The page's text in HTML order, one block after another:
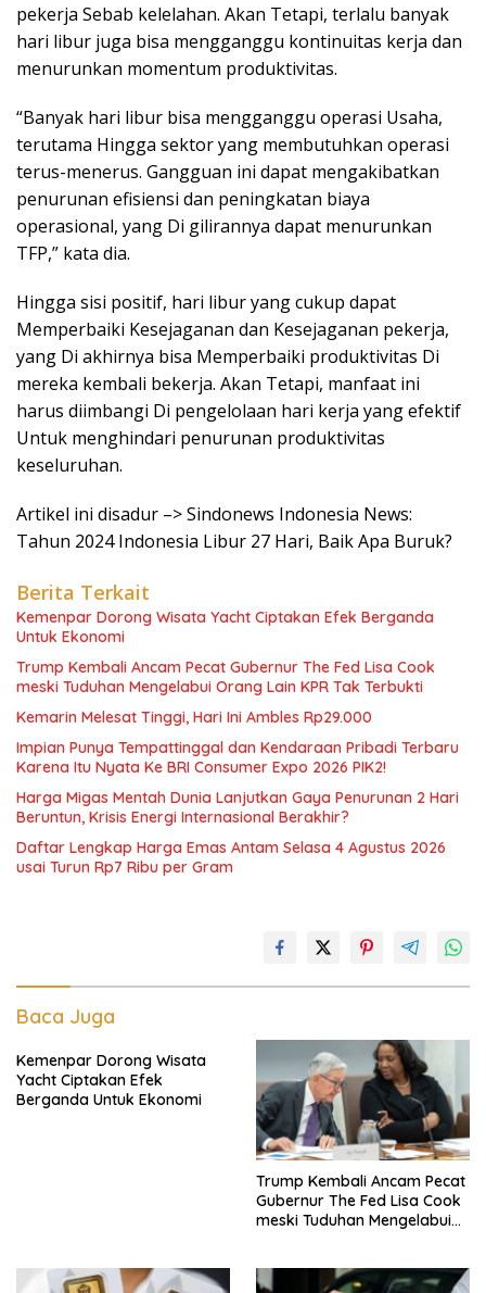
pekerja Sebab kelelahan. Akan Tetapi, terlalu banyak
hari libur juga bisa mengganggu kontinuitas kerja dan
menurunkan momentum produktivitas.
“Banyak hari libur bisa mengganggu operasi Usaha,
terutama Hingga sektor yang membutuhkan operasi
terus-menerus. Gangguan ini dapat mengakibatkan
penurunan efisiensi dan peningkatan biaya
operasional, yang Di gilirannya dapat menurunkan
TFP,” kata dia.
Hingga sisi positif, hari libur yang cukup dapat
Memperbaiki Kesejaganan dan Kesejaganan pekerja,
yang Di akhirnya bisa Memperbaiki produktivitas Di
mereka kembali bekerja. Akan Tetapi, manfaat ini
harus diimbangi Di pengelolaan hari kerja yang efektif
Untuk menghindari penurunan produktivitas
keseluruhan.
Artikel ini disadur –> Sindonews Indonesia News:
Tahun 2024 Indonesia Libur 27 Hari, Baik Apa Buruk?
Berita Terkait
Kemenpar Dorong Wisata Yacht Ciptakan Efek Berganda
Untuk Ekonomi
Trump Kembali Ancam Pecat Gubernur The Fed Lisa Cook
meski Tuduhan Mengelabui Orang Lain KPR Tak Terbukti
Kemarin Melesat Tinggi, Hari Ini Ambles Rp29.000
Impian Punya Tempattinggal dan Kendaraan Pribadi Terbaru
Karena Itu Nyata Ke BRI Consumer Expo 2026 PIK2!
Harga Migas Mentah Dunia Lanjutkan Gaya Penurunan 2 Hari
Beruntun, Krisis Energi Internasional Berakhir?
Daftar Lengkap Harga Emas Antam Selasa 4 Agustus 2026
usai Turun Rp7 Ribu per Gram
Baca Juga
Kemenpar Dorong Wisata
Yacht Ciptakan Efek
Berganda Untuk Ekonomi
Trump Kembali Ancam Pecat
Gubernur The Fed Lisa Cook
meski Tuduhan Mengelabui